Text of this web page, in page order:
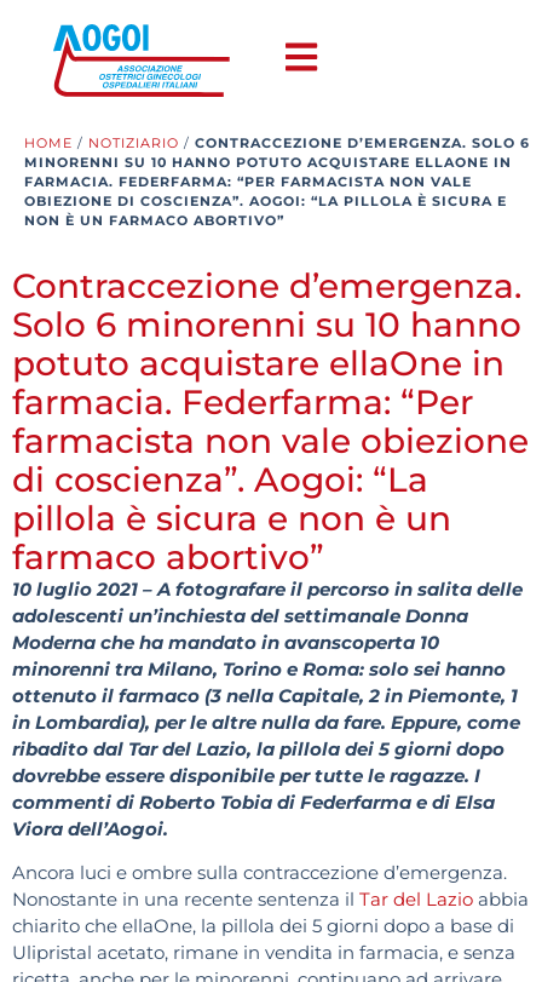
HOME / NOTIZIARIO / CONTRACCEZIONE D’EMERGENZA. SOLO 6
MINORENNI SU 10 HANNO POTUTO ACQUISTARE ELLAONE IN
FARMACIA. FEDERFARMA: “PER FARMACISTA NON VALE
OBIEZIONE DI COSCIENZA”. AOGOI: “LA PILLOLA È SICURA E
NON È UN FARMACO ABORTIVO”
Contraccezione d’emergenza.
Solo 6 minorenni su 10 hanno
potuto acquistare ellaOne in
farmacia. Federfarma: “Per
farmacista non vale obiezione
di coscienza”. Aogoi: “La
pillola è sicura e non è un
farmaco abortivo”
10 luglio 2021 – A fotografare il percorso in salita delle
adolescenti un’inchiesta del settimanale Donna
Moderna che ha mandato in avanscoperta 10
minorenni tra Milano, Torino e Roma: solo sei hanno
ottenuto il farmaco (3 nella Capitale, 2 in Piemonte, 1
in Lombardia), per le altre nulla da fare. Eppure, come
ribadito dal Tar del Lazio, la pillola dei 5 giorni dopo
dovrebbe essere disponibile per tutte le ragazze. I
commenti di Roberto Tobia di Federfarma e di Elsa
Viora dell’Aogoi.
Ancora luci e ombre sulla contraccezione d’emergenza.
Nonostante in una recente sentenza il Tar del Lazio abbia
chiarito che ellaOne, la pillola dei 5 giorni dopo a base di
Ulipristal acetato, rimane in vendita in farmacia, e senza